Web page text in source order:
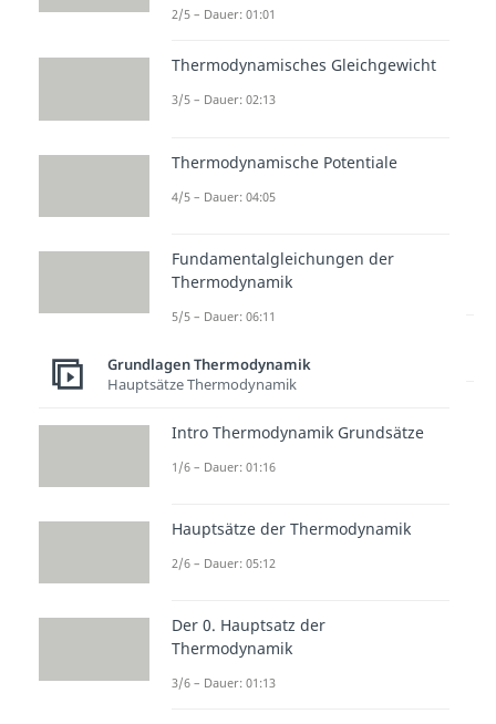
Entdecke hier deine Chancen.
Grundlagen
Thermodynamik
Thermodynamik
2/5 – Dauer: 01:01
Thermodynamisches Gleichgewicht
3/5 – Dauer: 02:13
Thermodynamische Potentiale
4/5 – Dauer: 04:05
Fundamentalgleichungen der
Thermodynamik
5/5 – Dauer: 06:11
Grundlagen Thermodynamik
Hauptsätze Thermodynamik
Intro Thermodynamik Grundsätze
1/6 – Dauer: 01:16
Hauptsätze der Thermodynamik
2/6 – Dauer: 05:12
Der 0. Hauptsatz der
Thermodynamik
3/6 – Dauer: 01:13